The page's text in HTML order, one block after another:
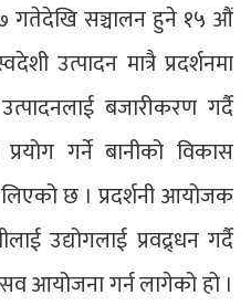
गतेदेखि सञ्चालन हुने १५ औं
उत्पादन मात्रै प्रदर्शनमा
बजारीकरण गर्दै
गर्ने बानीको विकास
लिएको छ । प्रदर्शनी आयोजक
उद्योगलाई प्रवद्र्धन गर्दै
आयोजना गर्न लागेको हो ।